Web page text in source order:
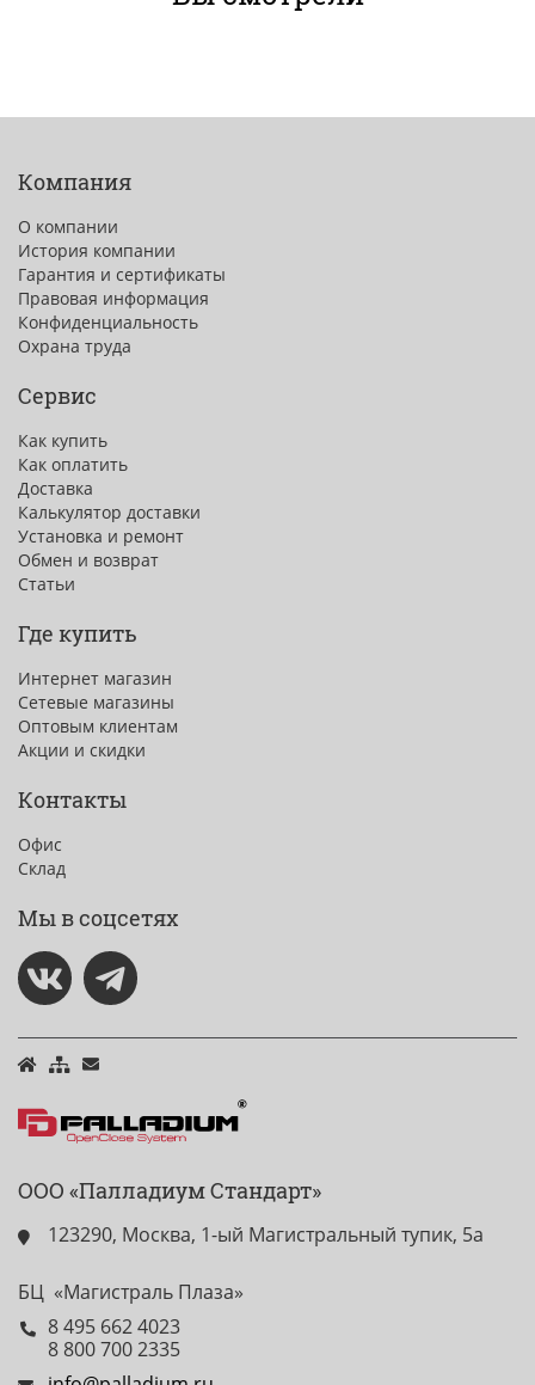
Компания
О компании
История компании
Гарантия и сертификаты
Правовая информация
Конфиденциальность
Охрана труда
Сервис
Как купить
Как оплатить
Доставка
Калькулятор доставки
Установка и ремонт
Обмен и возврат
Статьи
Где купить
Интернет магазин
Сетевые магазины
Оптовым клиентам
Акции и скидки
Контакты
Офис
Склад
Мы в соцсетях
ООО «Палладиум Стандарт»
123290, Москва, 1-ый Магистральный тупик, 5а
БЦ «Магистраль Плаза»
8 495 662 4023
8 800 700 2335